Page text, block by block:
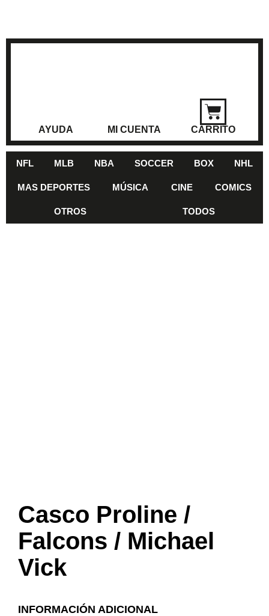
AYUDA MI CUENTA CARRITO
NFL MLB NBA SOCCER BOX NHL
MAS DEPORTES MÚSICA CINE COMICS
OTROS TODOS
Casco Proline /
Falcons / Michael
Vick
INFORMACIÓN ADICIONAL